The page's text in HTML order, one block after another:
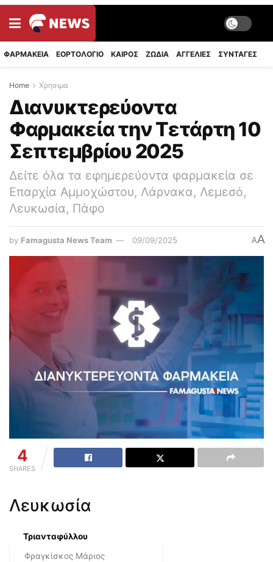
ΦΑΡΜΑΚΕΙΑ ΕΟΡΤΟΛΟΓΙΟ ΚΑΙΡΟΣ ΖΩΔΙΑ ΑΓΓΕΛΙΕΣ ΣΥΝΤΑΓΈΣ
Home Χρησιμα
Διανυκτερεύοντα
Φαρμακεία την Τετάρτη 10
Σεπτεμβρίου 2025
Δείτε όλα τα εφημερεύοντα φαρμακεία σε
Επαρχία Αμμοχώστου, Λάρνακα, Λεμεσό,
Λευκωσία, Πάφο
by Famagusta News Team 09/09/2025 AA
4
SHARES
Λευκωσία
Τριανταφύλλου
Φραγκίσκος Μάριος